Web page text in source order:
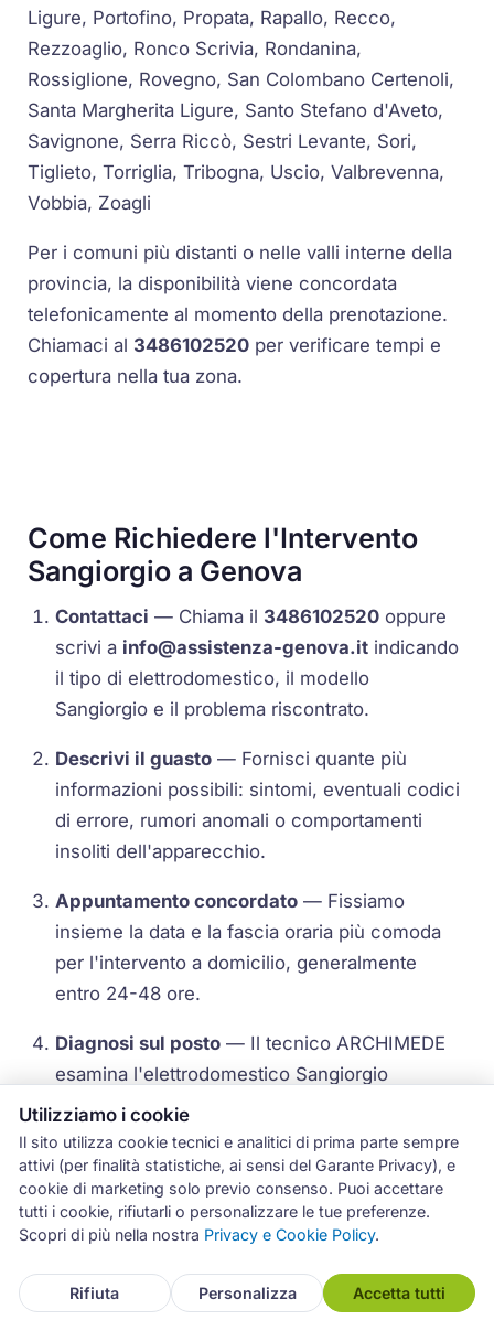
Ligure, Portofino, Propata, Rapallo, Recco,
Rezzoaglio, Ronco Scrivia, Rondanina,
Rossiglione, Rovegno, San Colombano Certenoli,
Santa Margherita Ligure, Santo Stefano d'Aveto,
Savignone, Serra Riccò, Sestri Levante, Sori,
Tiglieto, Torriglia, Tribogna, Uscio, Valbrevenna,
Vobbia, Zoagli
Per i comuni più distanti o nelle valli interne della
provincia, la disponibilità viene concordata
telefonicamente al momento della prenotazione.
Chiamaci al 3486102520 per verificare tempi e
copertura nella tua zona.
Come Richiedere l'Intervento
Sangiorgio a Genova
Contattaci — Chiama il 3486102520 oppure
scrivi a info@assistenza-genova.it indicando
il tipo di elettrodomestico, il modello
Sangiorgio e il problema riscontrato.
Descrivi il guasto — Fornisci quante più
informazioni possibili: sintomi, eventuali codici
di errore, rumori anomali o comportamenti
insoliti dell'apparecchio.
Appuntamento concordato — Fissiamo
insieme la data e la fascia oraria più comoda
per l'intervento a domicilio, generalmente
entro 24-48 ore.
Diagnosi sul posto — Il tecnico ARCHIMEDE
esamina l'elettrodomestico Sangiorgio
direttamente a casa tua e individua la causa
del malfunzionamento.
Preventivo e autorizzazione— Prima di
procedere, il tecnico comunica il costo della
riparazione. Solo dopo la tua autorizzazione si
procede con l'intervento.
Utilizziamo i cookie
Il sito utilizza cookie tecnici e analitici di prima parte sempre
attivi (per finalità statistiche, ai sensi del Garante Privacy), e
cookie di marketing solo previo consenso. Puoi accettare
tutti i cookie, rifiutarli o personalizzare le tue preferenze.
Scopri di più nella nostra Privacy e Cookie Policy.
Rifiuta Personalizza Accetta tutti